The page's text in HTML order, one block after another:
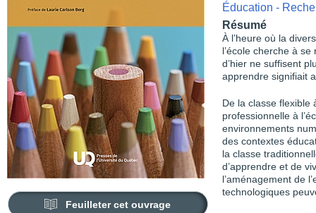
Feuilleter cet ouvrage
Éducation -
Résumé
À l’heure où la
l’école cherche à
d’hier ne suffisent
apprendre signifiait
De la classe flexible
professionnelle à
environnements
des contextes
la classe
d’apprendre et de
l’aménagement de
technologiques